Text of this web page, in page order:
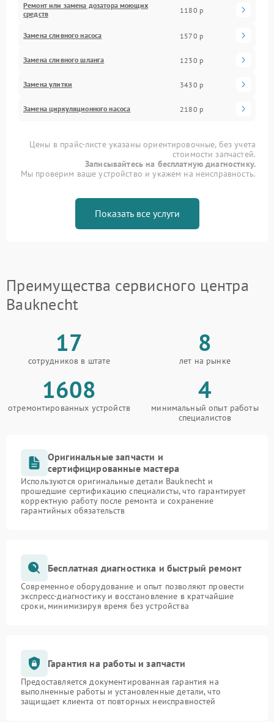
Ремонт или замена дозатора моющих
средств
1180 р
Замена сливного насоса 1570 р
Замена сливного шланга 1230 р
Замена улитки 3430 р
Замена циркуляционного насоса 2180 р
Цены в прайс-листе указаны ориентировочные, без учета
стоимости запчастей.
Записывайтесь на бесплатную диагностику.
Мы проверим ваше устройство и укажем на неисправность.
Показать все услуги
Преимущества сервисного центра
Bauknecht
17
сотрудников в штате
8
лет на рынке
1608
отремонтированных устройств
4
минимальный опыт работы
специалистов
Оригинальные запчасти и
сертифицированные мастера
Используются оригинальные детали Bauknecht и
прошедшие сертификацию специалисты, что гарантирует
корректную работу после ремонта и сохранение
гарантийных обязательств
Бесплатная диагностика и быстрый ремонт
Современное оборудование и опыт позволяют провести
экспресс-диагностику и восстановление в кратчайшие
сроки, минимизируя время без устройства
Гарантия на работы и запчасти
Предоставляется документированная гарантия на
выполненные работы и установленные детали, что
защищает клиента от повторных неисправностей